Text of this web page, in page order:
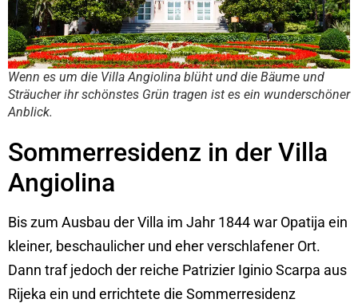
Wenn es um die Villa Angiolina blüht und die Bäume und
Sträucher ihr schönstes Grün tragen ist es ein wunderschöner
Anblick.
Sommerresidenz in der Villa
Angiolina
Bis zum Ausbau der Villa im Jahr 1844 war Opatija ein
kleiner, beschaulicher und eher verschlafener Ort.
Dann traf jedoch der reiche Patrizier Iginio Scarpa aus
Rijeka ein und errichtete die Sommerresidenz